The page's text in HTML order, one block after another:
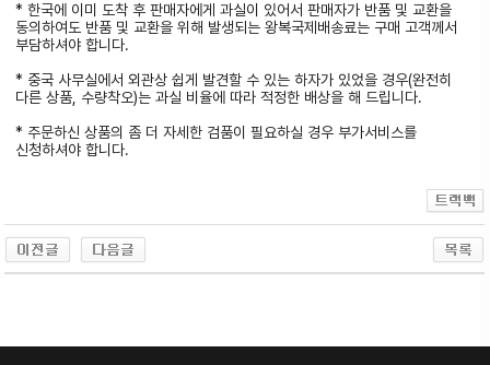
* 한국에 이미 도착 후 판매자에게 과실이 있어서 판매자가 반품 및 교환을
동의하여도 반품 및 교환을 위해 발생되는 왕복국제배송료는 구매 고객께서
부담하셔야 합니다.
* 중국 사무실에서 외관상 쉽게 발견할 수 있는 하자가 있었을 경우(완전히
다른 상품, 수량착오)는 과실 비율에 따라 적정한 배상을 해 드립니다.
* 주문하신 상품의 좀 더 자세한 검품이 필요하실 경우 부가서비스를
신청하셔야 합니다.